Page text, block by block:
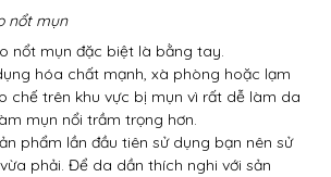
nổt mụn
nổt mụn đặc biệt là bằng tay.
hóa chất mạnh, xà phòng hoặc lạm
chế trên khu vực bị mụn vì rất dễ làm da
mụn nổi trầm trọng hơn.
phẩm lần đầu tiên sử dụng bạn nên sử
phải. Để da dần thích nghi với sản